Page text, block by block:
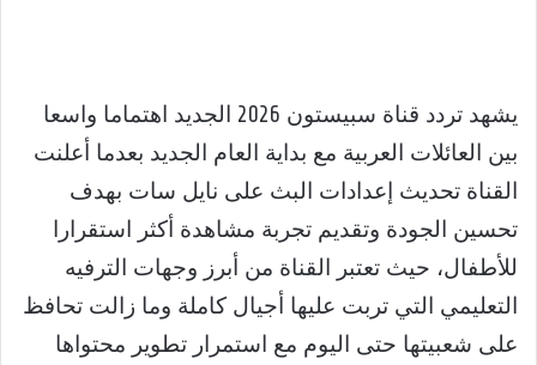
يشهد تردد قناة سبيستون 2026 الجديد اهتماما واسعا
بين العائلات العربية مع بداية العام الجديد بعدما أعلنت
القناة تحديث إعدادات البث على نايل سات بهدف
تحسين الجودة وتقديم تجربة مشاهدة أكثر استقرارا
للأطفال، حيث تعتبر القناة من أبرز وجهات الترفيه
التعليمي التي تربت عليها أجيال كاملة وما زالت تحافظ
على شعبيتها حتى اليوم مع استمرار تطوير محتواها